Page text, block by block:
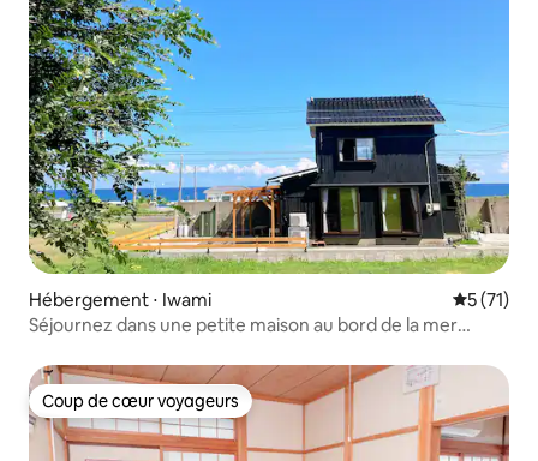
Hébergement ⋅ Iwami
5 (71)
Séjournez dans une petite maison au bord de la mer
Coup de cœur voyageurs
Coup de cœur voyageurs